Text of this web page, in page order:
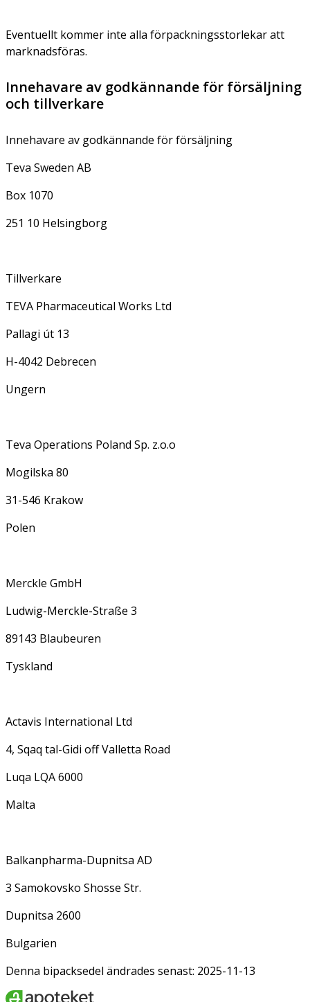
Eventuellt kommer inte alla förpackningsstorlekar att
marknadsföras.
Innehavare av godkännande för försäljning
och tillverkare
Innehavare av godkännande för försäljning
Teva Sweden AB
Box 1070
251 10 Helsingborg
Tillverkare
TEVA Pharmaceutical Works Ltd
Pallagi út 13
H-4042 Debrecen
Ungern
Teva Operations Poland Sp. z.o.o
Mogilska 80
31-546 Krakow
Polen
Merckle GmbH
Ludwig-Merckle-Straße 3
89143 Blaubeuren
Tyskland
Actavis International Ltd
4, Sqaq tal-Gidi off Valletta Road
Luqa LQA 6000
Malta
Balkanpharma-Dupnitsa AD
3 Samokovsko Shosse Str.
Dupnitsa 2600
Bulgarien
Denna bipacksedel ändrades senast: 2025-11-13